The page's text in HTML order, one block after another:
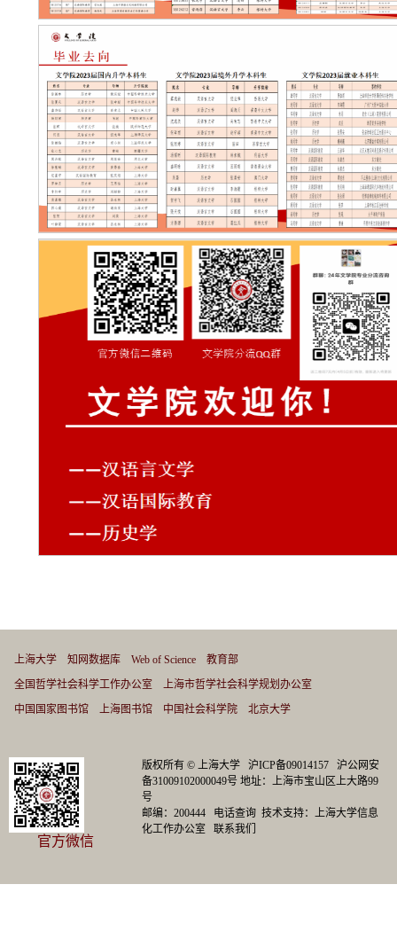
上海大学 知网数据库 Web of Science
教育部
全国哲学社会科学工作办公室
上海市哲学社会科学规划办公室
中国国家图书馆
上海图书馆 中国社会科学院 北京大学
官方微信
版权所有 ©上海大学 沪ICP备09014157
沪公网安
备31009102000049号地址：上海市宝山区上大路99
号
邮编：200444 电话查询 技术支持： 上海大学信息
化工作办公室 联系我们